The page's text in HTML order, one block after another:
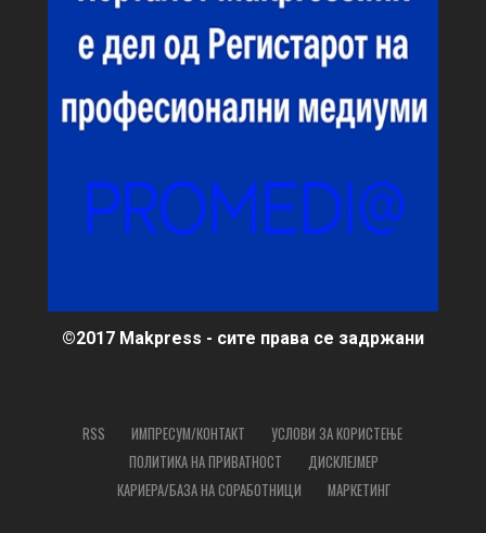
©2017 Makpress - сите права се задржани
RSS ИМПРЕСУМ/КОНТАКТ
УСЛОВИ ЗА КОРИСТЕЊЕ
ПОЛИТИКА НА ПРИВАТНОСТ
ДИСКЛЕЈМЕР
КАРИЕРА/БАЗА НА СОРАБОТНИЦИ
МАРКЕТИНГ